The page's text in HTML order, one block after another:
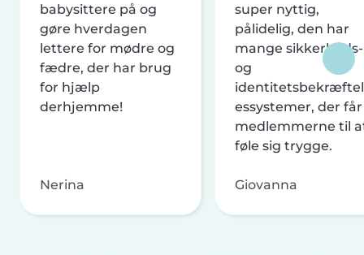
babysittere på og
gøre hverdagen
lettere for mødre og
fædre, der har brug
for hjælp
derhjemme!
Nerina
super nyttig,
pålidelig, den har
mange sikkerheds-
og
essystemer, der får
medlemmerne til
føle sig trygge.
Giovanna